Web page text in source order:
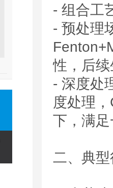
- 组合工
- 预处理
性，后
- 深度处
度处理
下，满
二、典